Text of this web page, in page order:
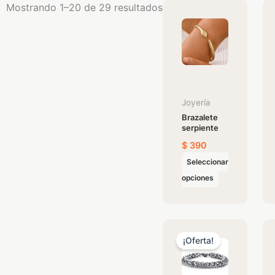
Mostrando 1–20 de 29 resultados
Joyería
Brazalete
serpiente
$ 390
Seleccionar
opciones
producto
tiene
múltiples
opciones
se
pueden
elegir
en
la
¡Oferta!
precio
original
era:
$ 390.
precio
actual
es:
$ 370.